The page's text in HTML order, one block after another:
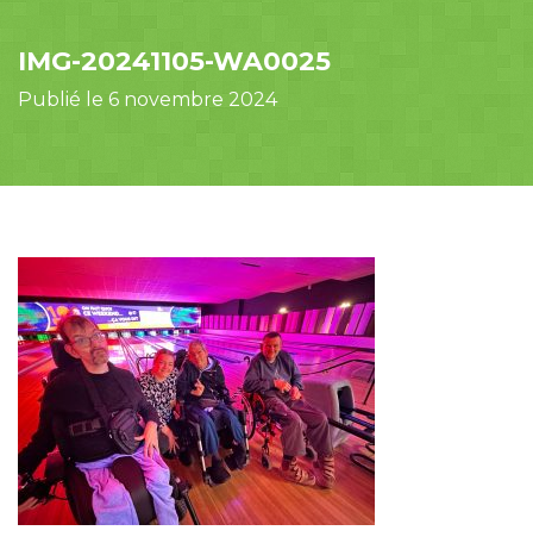
IMG-20241105-WA0025
Publié le 6 novembre 2024